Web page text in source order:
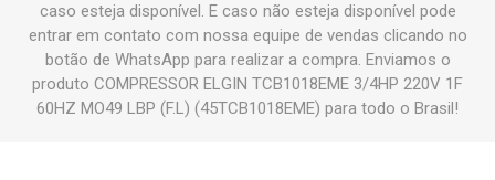
caso esteja disponível. E caso não esteja disponível pode
entrar em contato com nossa equipe de vendas clicando no
botão de WhatsApp para realizar a compra. Enviamos o
produto COMPRESSOR ELGIN TCB1018EME 3/4HP 220V 1F
60HZ MO49 LBP (F.L) (45TCB1018EME) para todo o Brasil!